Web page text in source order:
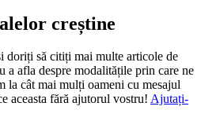
creștine
doriți să citiți mai multe articole de
a afla despre modalitățile prin care ne
la cât mai mulți oameni cu mesajul
aceasta fără ajutorul vostru! Ajutați-